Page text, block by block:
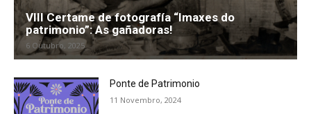
VIII Certame de fotografía “Imaxes do
patrimonio”: As gañadoras!
6 Outubro, 2025
Ponte de Patrimonio
11 Novembro, 2024